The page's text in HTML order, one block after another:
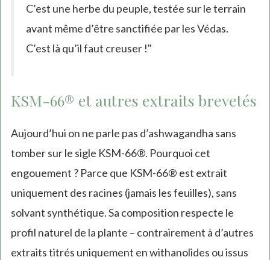
C’est une herbe du peuple, testée sur le terrain
avant même d’être sanctifiée par les Védas.
C’est là qu’il faut creuser !"
KSM-66® et autres extraits brevetés
Aujourd’hui on ne parle pas d’ashwagandha sans
tomber sur le sigle KSM-66®. Pourquoi cet
engouement ? Parce que KSM-66® est extrait
uniquement des racines (jamais les feuilles), sans
solvant synthétique. Sa composition respecte le
profil naturel de la plante – contrairement à d’autres
extraits titrés uniquement en withanolides ou issus